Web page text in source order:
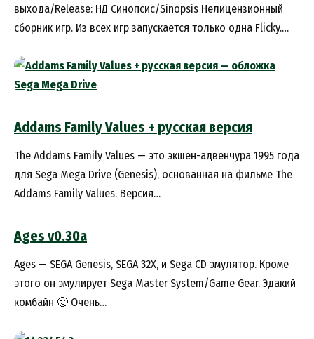
выхода/Release: НД Синопсис/Sinopsis Нелицензионный
сборник игр. Из всех игр запускается только одна Flicky.…
Addams Family Values + русская версия
The Addams Family Values — это экшен-адвенчура 1995 года
для Sega Mega Drive (Genesis), основанная на фильме The
Addams Family Values. Версия…
Ages v0.30a
Ages — SEGA Genesis, SEGA 32X, и Sega CD эмулятор. Кроме
этого он эмулирует Sega Master System/Game Gear. Эдакий
комбайн 🙂 Очень…